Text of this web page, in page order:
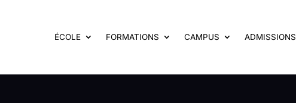
ÉCOLE FORMATIONS CAMPUS ADMISSIONS